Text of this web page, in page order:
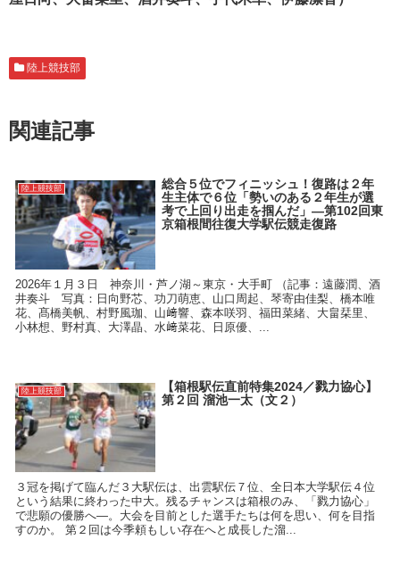
陸上競技部
関連記事
陸上競技部
総合５位でフィニッシュ！復路は２年
生主体で６位「勢いのある２年生が選
考で上回り出走を掴んだ」―第102回東
京箱根間往復大学駅伝競走復路
2026年１月３日 神奈川・芦ノ湖～東京・大手町 （記事：遠藤潤、酒
井奏斗 写真：日向野芯、功刀萌恵、山口周起、琴寄由佳梨、橋本唯
花、髙橋美帆、村野風珈、山﨑響、森本咲羽、福田菜緒、大畠栞里、
小林想、野村真、大澤晶、水﨑菜花、日原優、...
陸上競技部
【箱根駅伝直前特集2024／戮力協心】
第２回 溜池一太（文２）
３冠を掲げて臨んだ３大駅伝は、出雲駅伝７位、全日本大学駅伝４位
という結果に終わった中大。残るチャンスは箱根のみ、「戮力協心」
で悲願の優勝へ―。大会を目前とした選手たちは何を思い、何を目指
すのか。 第２回は今季頼もしい存在へと成長した溜...